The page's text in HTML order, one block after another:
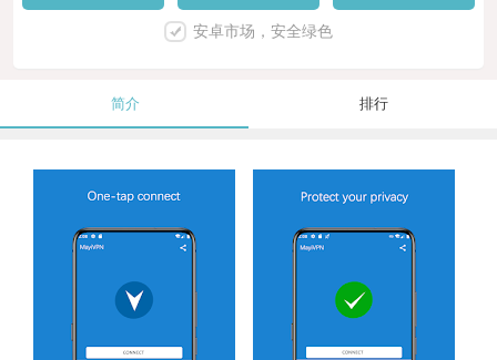
安卓市场，安全绿色
简介 排行